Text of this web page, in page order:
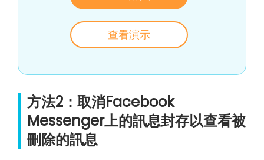
查看演示
方法2：取消Facebook
Messenger上的訊息封存以查看被
刪除的訊息